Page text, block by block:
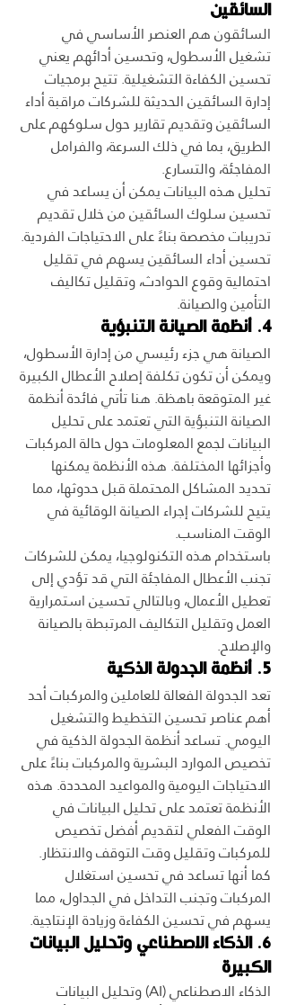
السائقين
السائقون هم العنصر الأساسي في
تشغيل الأسطول، وتحسين أدائهم يعني
تحسين الكفاءة التشغيلية. تتيح برمجيات
إدارة السائقين الحديثة للشركات مراقبة أداء
السائقين وتقديم تقارير حول سلوكهم على
الطريق، بما في ذلك السرعة، والفرامل
المفاجئة، والتسارع.
تحليل هذه البيانات يمكن أن يساعد في
تحسين سلوك السائقين من خلال تقديم
تدريبات مخصصة بناءً على الاحتياجات الفردية.
تحسين أداء السائقين يسهم في تقليل
احتمالية وقوع الحوادث، وتقليل تكاليف
التأمين والصيانة.
4. أنظمة الصيانة التنبؤية
الصيانة هي جزء رئيسي من إدارة الأسطول،
ويمكن أن تكون تكلفة إصلاح الأعطال الكبيرة
غير المتوقعة باهظة. هنا تأتي فائدة أنظمة
الصيانة التنبؤية التي تعتمد على تحليل
البيانات لجمع المعلومات حول حالة المركبات
وأجزائها المختلفة. هذه الأنظمة يمكنها
تحديد المشاكل المحتملة قبل حدوثها، مما
يتيح للشركات إجراء الصيانة الوقائية في
الوقت المناسب.
باستخدام هذه التكنولوجيا، يمكن للشركات
تجنب الأعطال المفاجئة التي قد تؤدي إلى
تعطيل الأعمال، وبالتالي تحسين استمرارية
العمل وتقليل التكاليف المرتبطة بالصيانة
والإصلاح.
5. أنظمة الجدولة الذكية
تعد الجدولة الفعالة للعاملين والمركبات أحد
أهم عناصر تحسين التخطيط والتشغيل
اليومي. تساعد أنظمة الجدولة الذكية في
تخصيص الموارد البشرية والمركبات بناءً على
الاحتياجات اليومية والمواعيد المحددة. هذه
الأنظمة تعتمد على تحليل البيانات في
الوقت الفعلي لتقديم أفضل تخصيص
للمركبات وتقليل وقت التوقف والانتظار.
كما أنها تساعد في تحسين استغلال
المركبات وتجنب التداخل في الجداول، مما
يسهم في تحسين الكفاءة وزيادة الإنتاجية.
6. الذكاء الاصطناعي وتحليل البيانات
الكبيرة
الذكاء الاصطناعي (AI) وتحليل البيانات